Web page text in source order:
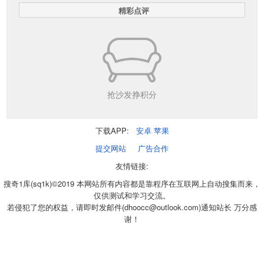
精彩点评
抢沙发挣积分
下载APP: 安卓 苹果
提交网站
广告合作
友情链接:
搜奇1库(sq1k)©2019 本网站所有内容都是靠程序在互联网上自动搜集而来，
仅供测试和学习交流。
若侵犯了您的权益，请即时发邮件(dhoocc@outlook.com)通知站长 万分感
谢！